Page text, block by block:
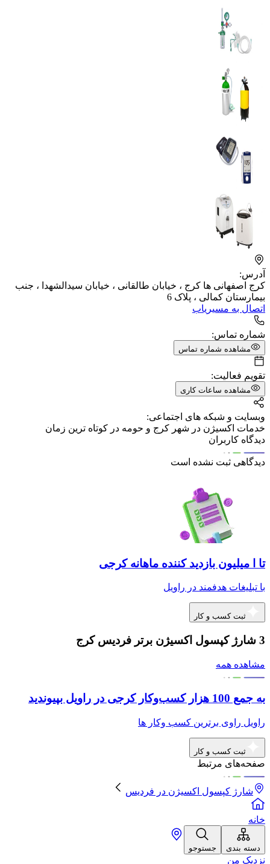
آدرس:
کرج اصفهانی ها کرج ، خیابان طالقانی ، خیابان سیدالشهدا ، جنب
بیمارستان کمالی ، پلاک 6
اتصال به مسیریاب
شماره تماس:
مشاهده شماره تماس
تقویم فعالیت:
مشاهده ساعات کاری
وبسایت و شبکه های اجتماعی:
خدمات اکسیژن در شهر کرج و حومه در کوتاه ترین زمان
دیدگاه کاربران
دیدگاهی ثبت نشده است
تا ا میلیون بازدید کننده ماهانه کرجی
با تبلیغات هدفمند در راویل
ثبت کسب و کار
3 شارژ کپسول اکسیژن برتر فردیس کرج
مشاهده همه
به جمع 100 هزار کسب‌وکار کرجی در راویل بپیوندید
راویل راوی برترین کسب وکار ها
ثبت کسب و کار
صفحه‌های مرتبط
شارژ کپسول اکسیژن در فردیس
خانه
دسته بندی جستوجو
نزدیک من